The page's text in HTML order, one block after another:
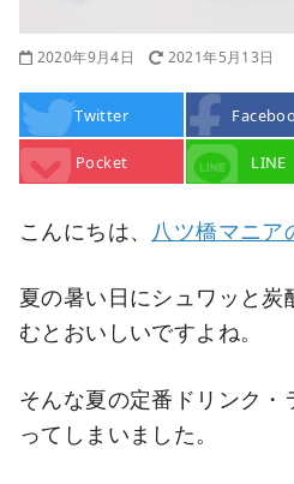
2020年9月4日 2021年5月13日
Twitter
Pocket LINE
こんにちは、 八ツ橋マニア
夏の暑い日にシュワッと炭
むとおいしいですよね。
そんな夏の定番ドリンク・
ってしまいました。